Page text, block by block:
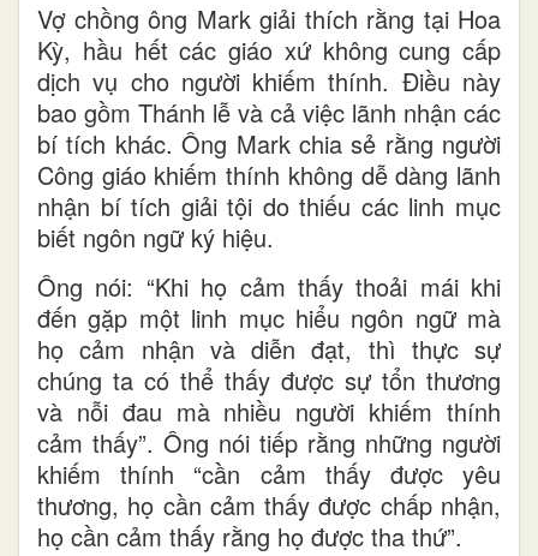
Vợ chồng ông Mark giải thích rằng tại Hoa
Kỳ, hầu hết các giáo xứ không cung cấp
dịch vụ cho người khiếm thính. Điều này
bao gồm Thánh lễ và cả việc lãnh nhận các
bí tích khác. Ông Mark chia sẻ rằng người
Công giáo khiếm thính không dễ dàng lãnh
nhận bí tích giải tội do thiếu các linh mục
biết ngôn ngữ ký hiệu.
Ông nói: “Khi họ cảm thấy thoải mái khi
đến gặp một linh mục hiểu ngôn ngữ mà
họ cảm nhận và diễn đạt, thì thực sự
chúng ta có thể thấy được sự tổn thương
và nỗi đau mà nhiều người khiếm thính
cảm thấy”. Ông nói tiếp rằng những người
khiếm thính “cần cảm thấy được yêu
thương, họ cần cảm thấy được chấp nhận,
họ cần cảm thấy rằng họ được tha thứ”.